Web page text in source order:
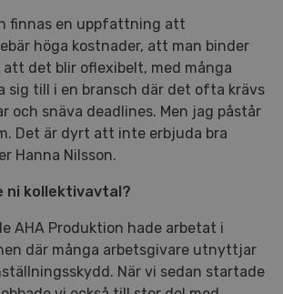
finnas en uppfattning att
höga kostnader, att man binder
att det blir oflexibelt, med många
sig till i en bransch där det ofta krävs
och snäva deadlines. Men jag påstår
Det är dyrt att inte erbjuda bra
Hanna Nilsson.
ni kollektivavtal?
AHA Produktion hade arbetat i
där många arbetsgivare utnyttjar
När vi sedan startade